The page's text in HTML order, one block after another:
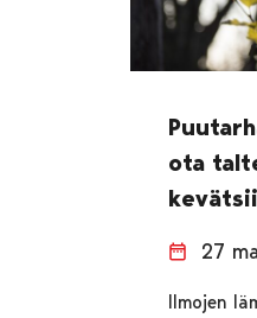
ota
27
Ilmojen